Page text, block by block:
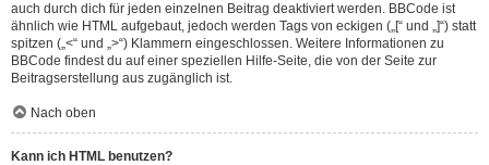
auch durch dich für jeden einzelnen Beitrag deaktiviert werden. BBCode ist
ähnlich wie HTML aufgebaut, jedoch werden Tags von eckigen („[“ und „]“) statt
spitzen („<“ und „>“) Klammern eingeschlossen. Weitere Informationen zu
BBCode findest du auf einer speziellen Hilfe-Seite, die von der Seite zur
Beitragserstellung aus zugänglich ist.
Nach oben
Kann ich HTML benutzen?